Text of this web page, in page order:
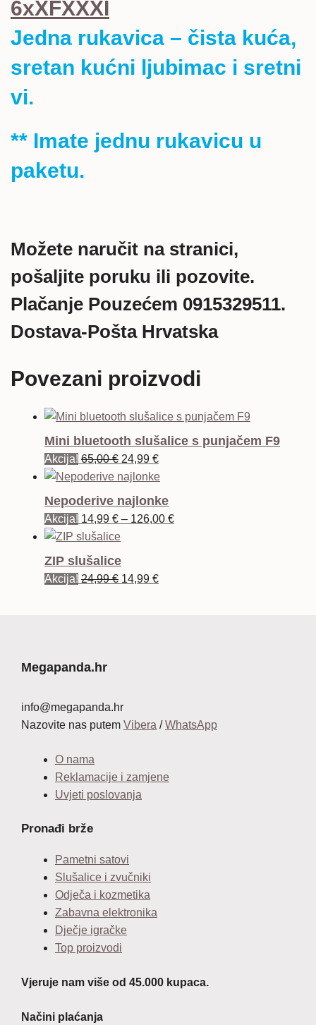
Jedna rukavica – čista kuća,
sretan kućni ljubimac i sretni
vi.
** Imate jednu rukavicu u
paketu.
Možete naručit na stranici,
pošaljite poruku ili pozovite.
Plačanje Pouzećem 0915329511.
Dostava-Pošta Hrvatska
Povezani proizvodi
Mini bluetooth slušalice s punjačem F9
Akcija! 65,00€ Izvorna
cijena
bila
je:
24,99 €Trenutna
cijena
Nepoderive najlonke
Akcija! 14,99 € – 126,00 €Raspon
ZIP slušalice
Akcija! 24,99€ Izvorna
14,99 €Trenutna
Megapanda.hr
info@megapanda.hr
Nazovite nas putem Vibera /WhatsApp
O nama
Reklamacije i zamjene
Uvjeti poslovanja
Pronađi brže
Pametni satovi
Slušalice i zvučniki
Odječa i kozmetika
Zabavna elektronika
Dječje igračke
Top proizvodi
Vjeruje nam više od 45.000 kupaca.
Načini plaćanja